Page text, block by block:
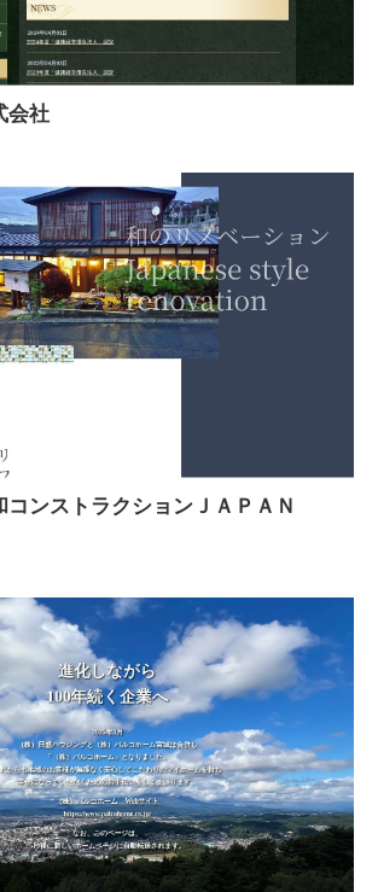
会社
コンストラクションＪＡＰＡＮ